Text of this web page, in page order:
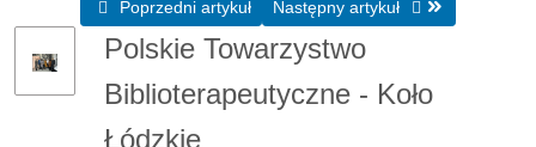
Poprzedni artykuł: Konferencja Biblioterapeutyczna
Poprzedni artykuł Następny artykuł: Kojące
Następny artykuł
Polskie Towarzystwo
Biblioterapeutyczne - Koło
Łódzkie